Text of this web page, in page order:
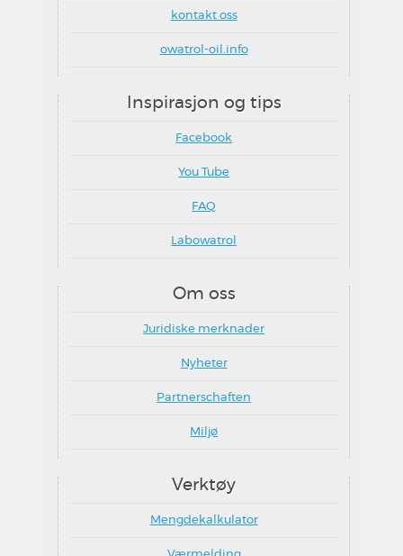
kontakt oss
owatrol-oil.info
Inspirasjon og tips
Facebook
You Tube
FAQ
Labowatrol
Om oss
Juridiske merknader
Nyheter
Partnerschaften
Miljø
Verktøy
Mengdekalkulator